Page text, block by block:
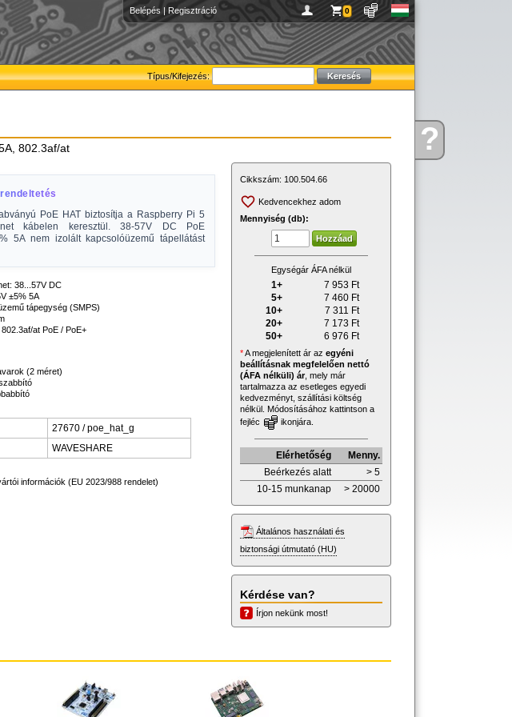
Kérdése?
Belépés | Regisztráció 0
Típus/Kifejezés:
802.3af/at
PoE HAT biztosítja a Raspberry Pi 5
kábelen keresztül. 38-57V DC PoE
5A nem izolált kapcsolóüzemű tápellátást
38...57V DC
±5% 5A
tápegység (SMPS)
at PoE / PoE+
(2 méret)
27670 / poe_hat_g
WAVESHARE
információk (EU 2023/988 rendelet)
Cikkszám: 100.504.66
Kedvencekhez adom
Mennyiség (db):
Egységár ÁFA nélkül
1+ 7 953 Ft
5+
7 460 Ft
10+
7 311 Ft
20+
7 173 Ft
50+
6 976 Ft
*A megjelenített ár az egyéni
beállításnak megfelelően nettó
(ÁFA nélküli) ár, mely már
tartalmazza az esetleges egyedi
kedvezményt, szállítási költség
nélkül. Módosításához kattintson a
fejléc
ikonjára.
Elérhetőség
Menny.
Beérkezés alatt
> 5
10-15 munkanap
> 20000
Általános használati és
biztonsági útmutató (HU)
Kérdése van?
Írjon nekünk most!